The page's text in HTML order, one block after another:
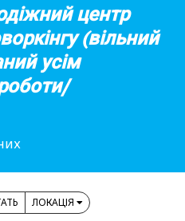
центр
(вільний
усім
ЛОКАЦІЯ